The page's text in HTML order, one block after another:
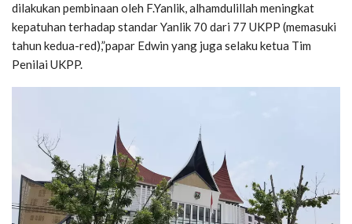
dilakukan pembinaan oleh F.Yanlik, alhamdulillah meningkat
kepatuhan terhadap standar Yanlik 70 dari 77 UKPP (memasuki
tahun kedua-red),”papar Edwin yang juga selaku ketua Tim
Penilai UKPP.